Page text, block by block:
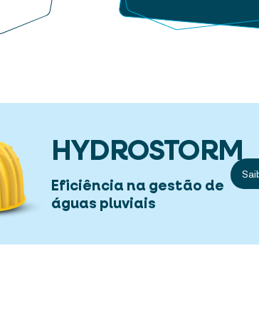
HYDROSTORM
Eficiência na gestão de
águas pluviais